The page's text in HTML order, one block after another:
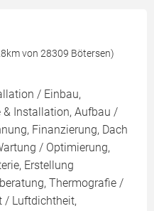
von 28309 Bötersen)
/ Einbau,
& Installation, Aufbau /
Finanzierung, Dach
/ Optimierung,
Erstellung
Thermografie /
/ Luftdichtheit,